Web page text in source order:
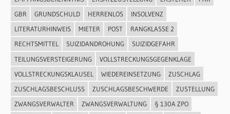
GBR
GRUNDSCHULD HERRENLOS
INSOLVENZ
LITERATURHINWEIS
MIETER POST
RANGKLASSE 2
RECHTSMITTEL
SUIZIDANDROHUNG
SUIZIDGEFAHR
TEILUNGSVERSTEIGERUNG
VOLLSTRECKUNGSGEGENKLAGE
VOLLSTRECKUNGSKLAUSEL
WIEDEREINSETZUNG
ZUSCHLAG
ZUSCHLAGSBESCHLUSS
ZUSCHLAGSBESCHWERDE
ZUSTELLUNG
ZWANGSVERWALTER
ZWANGSVERWALTUNG
§ 130A ZPO